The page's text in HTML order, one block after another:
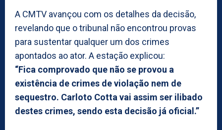
A CMTV avançou com os detalhes da decisão,
revelando que o tribunal não encontrou provas
para sustentar qualquer um dos crimes
apontados ao ator. A estação explicou:
“Fica comprovado que não se provou a
existência de crimes de violação nem de
sequestro. Carloto Cotta vai assim ser ilibado
destes crimes, sendo esta decisão já oficial.”